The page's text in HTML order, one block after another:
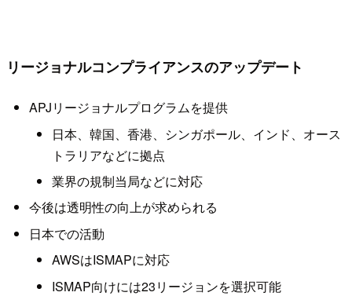
リージョナルコンプライアンスのアップデート
APJリージョナルプログラムを提供
日本、韓国、香港、シンガポール、インド、オース
トラリアなどに拠点
業界の規制当局などに対応
今後は透明性の向上が求められる
日本での活動
AWSはISMAPに対応
ISMAP向けには23リージョンを選択可能